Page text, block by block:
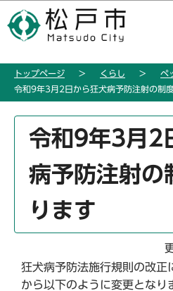
の
ー
このページの
トップページ くらし
ペ
令和9年3月2日から狂犬病予防注射の制
令和9年3月2
病予防注射の
ります
狂犬病予防法施行規則の改
から以下のように変更となり